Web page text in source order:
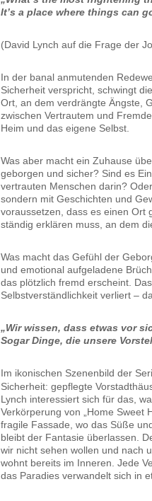
It’s a place where things can
(David Lynch auf die Frage der
In der banal anmutenden
Sicherheit verspricht, schwingt
Ort, an dem verdrängte Ängste,
zwischen Vertrautem und
Heim und das eigene Selbst.
Was aber macht ein Zuhause
geborgen und sicher? Sind es
vertrauten Menschen darin?
sondern mit Geschichten und
voraussetzen, dass es einen Ort
ständig erklären muss, an dem
Was macht das Gefühl der
und emotional aufgeladene
das plötzlich fremd erscheint.
Selbstverständlichkeit verliert –
„Wir wissen, dass etwas vor
Sogar Dinge, die unsere
Im ikonischen Szenenbild der
Sicherheit: gepflegte
Lynch interessiert sich für das,
Verkörperung von „Home Sweet
fragile Fassade, wo das Süße
bleibt der Fantasie überlassen.
wir nicht sehen wollen und nach
wohnt bereits im Inneren. Jede
das Paradies verwandelt sich in